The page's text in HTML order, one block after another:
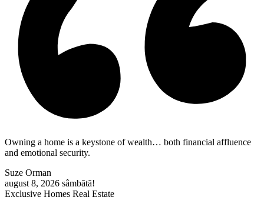
Owning a home is a keystone of wealth… both financial affluence
and emotional security.
Suze Orman
august 8, 2026 sâmbătă!
Exclusive Homes Real Estate